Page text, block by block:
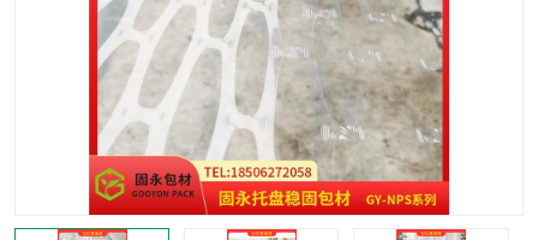
托盘裹包网兜
托盘捆绑带